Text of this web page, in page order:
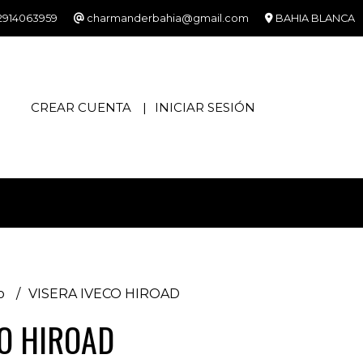
charmanderbahia@gmail.com BAHIA BLANCA
CREAR CUENTA INICIAR SESIÓN
VISERA IVECO HIROAD
HIROAD